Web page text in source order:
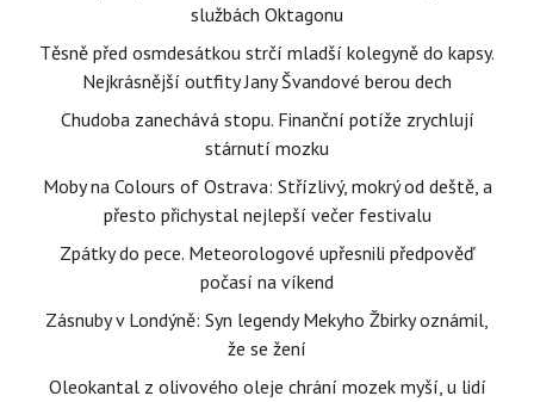
službách Oktagonu
Těsně před osmdesátkou strčí mladší kolegyně do kapsy.
Nejkrásnější outfity Jany Švandové berou dech
Chudoba zanechává stopu. Finanční potíže zrychlují
stárnutí mozku
Moby na Colours of Ostrava: Střízlivý, mokrý od deště, a
přesto přichystal nejlepší večer festivalu
Zpátky do pece. Meteorologové upřesnili předpověď
počasí na víkend
Zásnuby v Londýně: Syn legendy Mekyho Žbirky oznámil,
že se žení
Oleokantal z olivového oleje chrání mozek myší, u lidí